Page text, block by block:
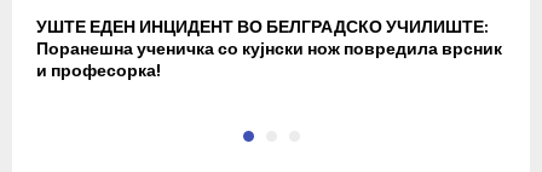
УШТЕ ЕДЕН ИНЦИДЕНТ ВО БЕЛГРАДСКО УЧИЛИШТЕ:
Поранешна ученичка со кујнски нож повредила врсник
и професорка!